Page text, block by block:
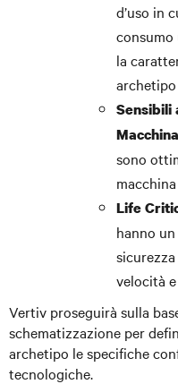
d’uso in
consumo
la
Sensibili
sono
Life
hanno
velocità
Vertiv proseguirà sulla
schematizzazione per
archetipo le specifiche
tecnologiche.